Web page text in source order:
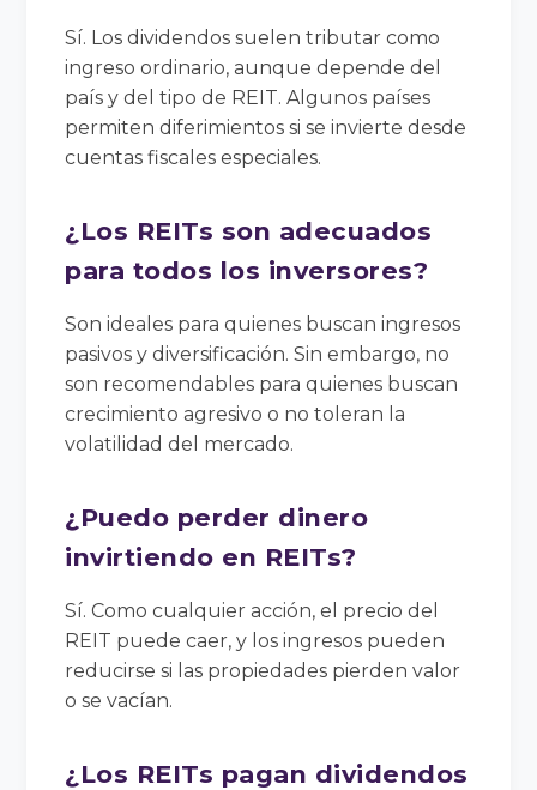
Sí. Los dividendos suelen tributar como
ingreso ordinario, aunque depende del
país y del tipo de REIT. Algunos países
permiten diferimientos si se invierte desde
cuentas fiscales especiales.
¿Los REITs son adecuados
para todos los inversores?
Son ideales para quienes buscan ingresos
pasivos y diversificación. Sin embargo, no
son recomendables para quienes buscan
crecimiento agresivo o no toleran la
volatilidad del mercado.
¿Puedo perder dinero
invirtiendo en REITs?
Sí. Como cualquier acción, el precio del
REIT puede caer, y los ingresos pueden
reducirse si las propiedades pierden valor
o se vacían.
¿Los REITs pagan dividendos